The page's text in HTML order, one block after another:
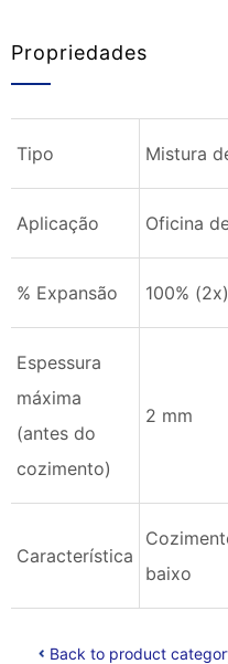
Propriedades
Tipo Mistura
Aplicação Oficina
% Expansão 100% (2x)
Espessura
máxima
(antes do
cozimento)
2 mm
Característica
Back to product